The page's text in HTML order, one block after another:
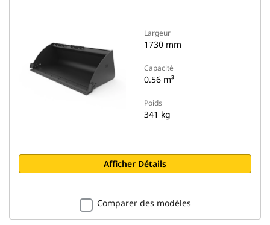
Largeur
1730 mm
Capacité
0.56 m³
Poids
341 kg
Afficher Détails
Comparer des modèles